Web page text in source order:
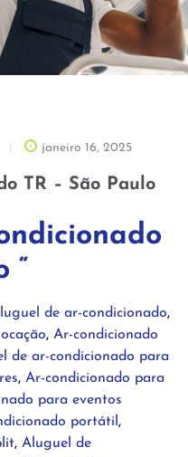
janeiro 16, 2025
TR – São Paulo
“
de ar-condicionado,
, Ar-condicionado
de ar-condicionado para
, Ar-condicionado para
para eventos
portátil,
, Aluguel de